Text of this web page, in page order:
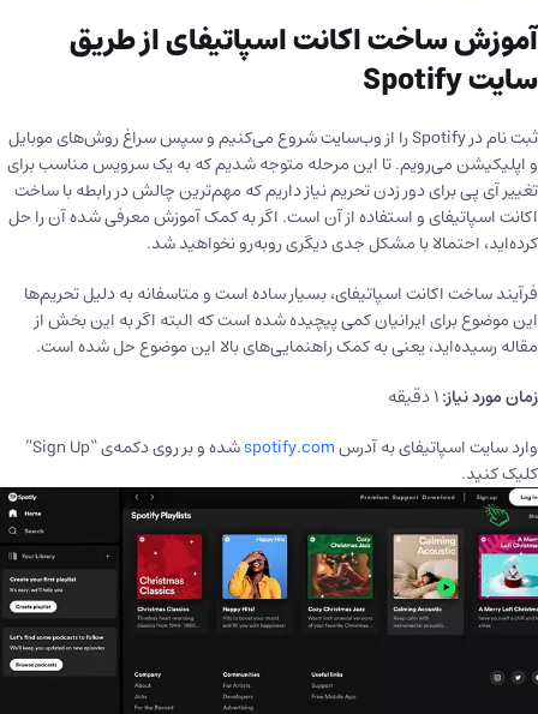
آموزش ساخت اکانت اسپاتیفای از طریق
سایت Spotify
ثبت نام در Spotify را از وب‌سایت شروع می‌کنیم و سپس سراغ روش‌های موبایل
و اپلیکیشن می‌رویم. تا این مرحله متوجه شدیم که به یک سرویس مناسب برای
تغییر آی پی برای دور زدن تحریم نیاز داریم که مهم‌ترین چالش در رابطه با ساخت
اکانت اسپاتیفای و استفاده از آن است. اگر به کمک آموزش معرفی شده آن را حل
کرده‌اید، احتمالا با مشکل جدی دیگری رو‌به‌رو نخواهید شد.
فرآیند ساخت اکانت اسپاتیفای، بسیار ساده است و متاسفانه به دلیل تحریم‌ها
این موضوع برای ایرانیان کمی پیچیده شده است که البته اگر به این بخش از
مقاله رسیده‌اید، یعنی به کمک راهنمایی‌های بالا این موضوع حل شده است.
زمان مورد نیاز:1 دقیقه
وارد سایت اسپاتیفای به آدرسspotify.com
شده و بر روی دکمه‌ی “Sign Up”
کلیک کنید.